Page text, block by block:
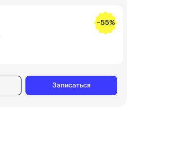
−55%
Записаться